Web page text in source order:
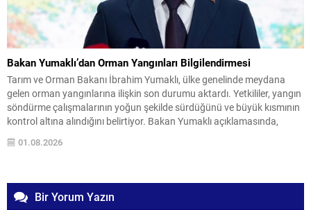
Bakan Yumaklı’dan Orman Yangınları Bilgilendirmesi
Tarım ve Orman Bakanı İbrahim Yumaklı, ülke genelinde meydana
gelen orman yangınlarına ilişkin son durumu aktardı. Yetkililer, yangın
söndürme çalışmalarının yoğun şekilde sürdüğünü ve büyük kısmının
kontrol altına alındığını belirtiyor. Bakan Yumaklı açıklamasında,
toplam 260 yangının çıktığını, bunlardan 258’inin kontrol altına
alındığını açıkladı. Halen iki yangının devam ettiği ve şu...
01.08.2026
Bir Yorum Yazın